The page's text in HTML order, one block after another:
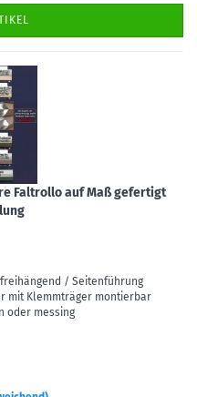
Faltrollo auf Maß gefertigt
freihängend / Seitenführung
mit Klemmträger montierbar
oder messing